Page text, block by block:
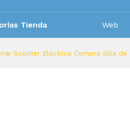
Tienda Web
Scooter Eléctrico Compra Silla de